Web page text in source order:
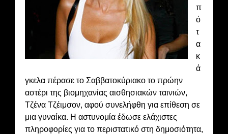
π
ό
τ
α
κ
ά
γκελα πέρασε το Σαββατοκύριακο το πρώην
αστέρι της βιομηχανίας αισθησιακών ταινιών,
Τζένα Τζέιμσον, αφού συνελήφθη για επίθεση σε
μια γυναίκα. Η αστυνομία έδωσε ελάχιστες
πληροφορίες για το περιστατικό στη δημοσιότητα,